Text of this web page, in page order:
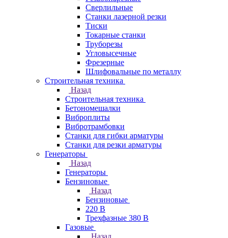
Сверлильные
Станки лазерной резки
Тиски
Токарные станки
Труборезы
Угловысечные
Фрезерные
Шлифовальные по металлу
Строительная техника
Назад
Строительная техника
Бетономешалки
Виброплиты
Вибротрамбовки
Станки для гибки арматуры
Станки для резки арматуры
Генераторы
Назад
Генераторы
Бензиновые
Назад
Бензиновые
220 В
Трехфазные 380 В
Газовые
Назад